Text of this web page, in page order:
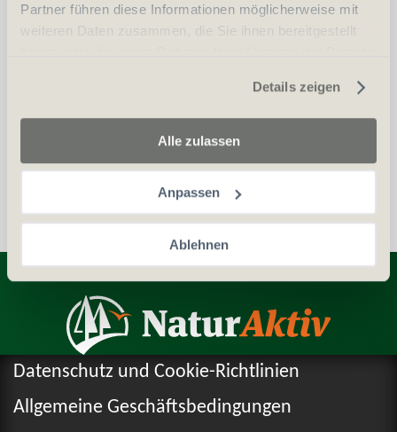
Partner führen diese Informationen möglicherweise mit
weiteren Daten zusammen, die Sie ihnen bereitgestellt
Details zeigen
Alle zulassen
Anpassen
Ablehnen
Auszug aus dem Zentralstrafregister (ZSA)
Entdecken Sie weitere Produkte
Datenschutz und Cookie-Richtlinien
Allgemeine Geschäftsbedingungen